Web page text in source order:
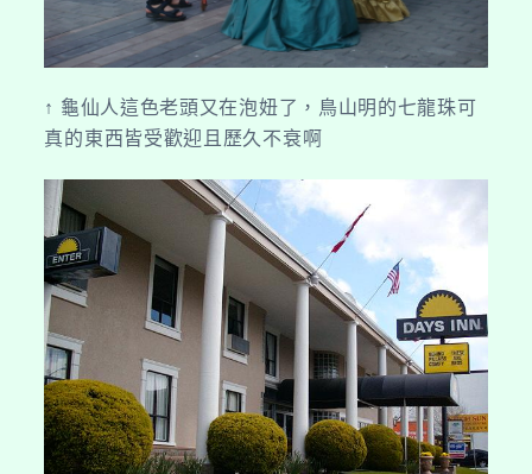
↑ 龜仙人這色老頭又在泡妞了，鳥山明的七龍珠可
真的東西皆受歡迎且歷久不衰啊